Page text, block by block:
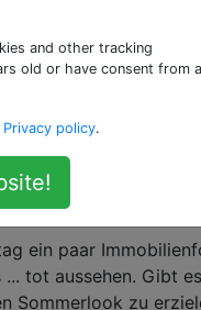
Kamera nach. Ich
L-Gläsern, dem 17-40
aussehen
ein paar
tot aussehen. Gibt
Sommerlook zu
and other tracking
old or have consent from a
Privacy policy.